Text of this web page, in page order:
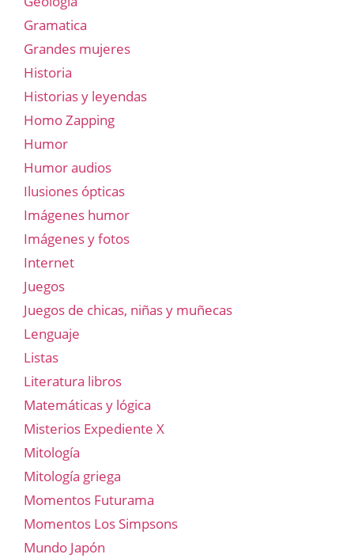
Gramatica
Grandes mujeres
Historia
Historias y leyendas
Homo Zapping
Humor
Humor audios
Ilusiones ópticas
Imágenes humor
Imágenes y fotos
Internet
Juegos
Juegos de chicas, niñas y muñecas
Lenguaje
Listas
Literatura libros
Matemáticas y lógica
Misterios Expediente X
Mitología
Mitología griega
Momentos Futurama
Momentos Los Simpsons
Mundo Japón